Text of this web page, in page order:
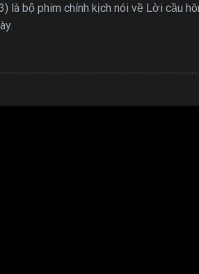
là bộ phim chính kịch nói về Lời cầu